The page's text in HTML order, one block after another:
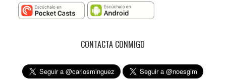
CONTACTA CONMIGO